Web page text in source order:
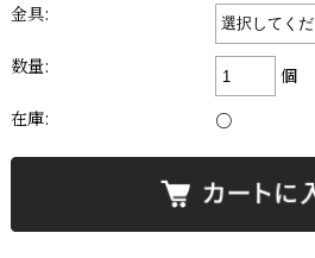
金具:
数量:
個
在庫:
○